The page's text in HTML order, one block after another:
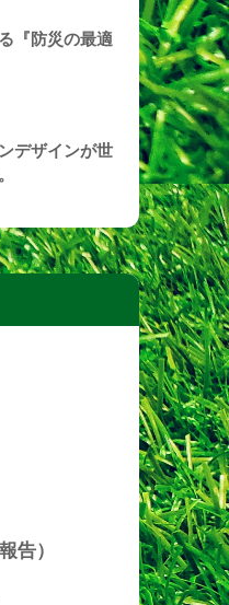
『防災の最適
デザインが世
告）